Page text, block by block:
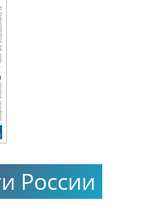
России